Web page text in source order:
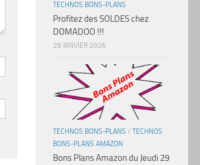
TECHNOS BONS-PLANS
Profitez des SOLDES chez
DOMADOO !!!
29 JANVIER 2026
TECHNOS BONS-PLANS / TECHNOS
BONS-PLANS AMAZON
Bons Plans Amazon du Jeudi 29